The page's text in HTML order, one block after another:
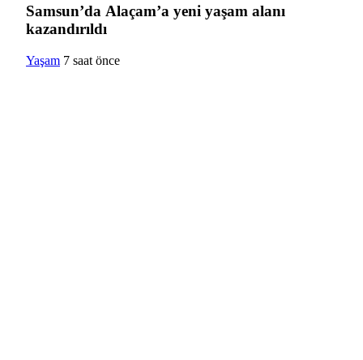
Samsun’da Alaçam’a yeni yaşam alanı
kazandırıldı
Yaşam 7 saat önce